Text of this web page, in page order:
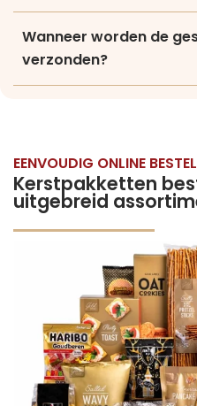
Wanneer worden de
verzonden?
EENVOUDIG ONLINE
Kerstpakketten
uitgebreid